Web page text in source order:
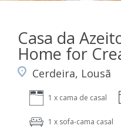
Casa da
Home for
Cerdeira, Lousã
1 x cama de casal
1 x sofa-cama casal